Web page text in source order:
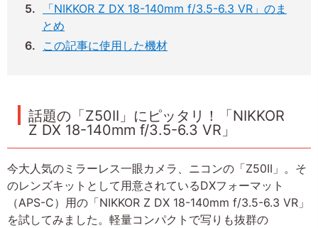
「NIKKOR Z DX 18-140mm f/3.5-6.3 VR」のま
とめ
この記事に使用した機材
話題の「Z50II」にピッタリ！「NIKKOR
Z DX 18-140mm f/3.5-6.3 VR」
今大人気のミラーレス一眼カメラ、ニコンの「Z50II」。そ
のレンズキットとして用意されているDXフォーマット
（APS-C）用の「NIKKOR Z DX 18-140mm f/3.5-6.3 VR」
を試してみました。軽量コンパクトで写りも抜群の